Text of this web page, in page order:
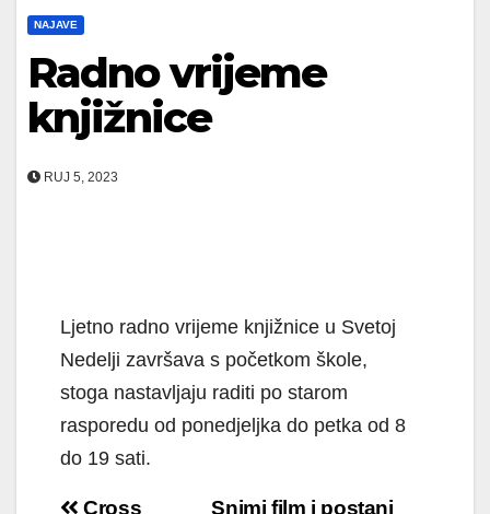
NAJAVE
Radno vrijeme
knjižnice
RUJ 5, 2023
Ljetno radno vrijeme knjižnice u Svetoj
Nedelji završava s početkom škole,
stoga nastavljaju raditi po starom
rasporedu od ponedjeljka do petka od 8
do 19 sati.
Snimi film i postani
Cross